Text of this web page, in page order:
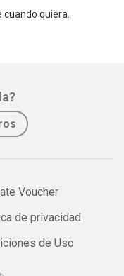
quiera.
Voucher
de privacidad
de Uso